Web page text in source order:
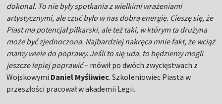
dokonał. To nie były spotkania z wielkimi wrażeniami
artystycznymi, ale czuć było w nas dobrą energię. Cieszę się, że
Piast ma potencjał piłkarski, ale też taki, w którym ta drużyna
może być zjednoczona. Najbardziej nakręca mnie fakt, że wciąż
mamy wiele do poprawy. Jeśli to się uda, to będziemy mogli
jeszcze lepiej poprawić– mówił po dwóch zwycięstwach z
Wojskowymi Daniel Myśliwiec. Szkoleniowiec Piasta w
przeszłości pracował w akademii Legii.